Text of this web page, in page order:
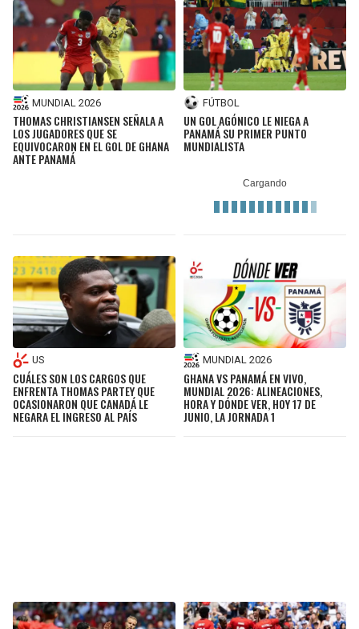
MUNDIAL 2026
THOMAS CHRISTIANSEN SEÑALA A
LOS JUGADORES QUE SE
EQUIVOCARON EN EL GOL DE GHANA
ANTE PANAMÁ
FÚTBOL
UN GOL AGÓNICO LE NIEGA A
PANAMÁ SU PRIMER PUNTO
MUNDIALISTA
US
CUÁLES SON LOS CARGOS QUE
ENFRENTA THOMAS PARTEY QUE
OCASIONARON QUE CANADÁ LE
NEGARA EL INGRESO AL PAÍS
MUNDIAL 2026
GHANA VS PANAMÁ EN VIVO,
MUNDIAL 2026: ALINEACIONES,
HORA Y DÓNDE VER, HOY 17 DE
JUNIO, LA JORNADA 1